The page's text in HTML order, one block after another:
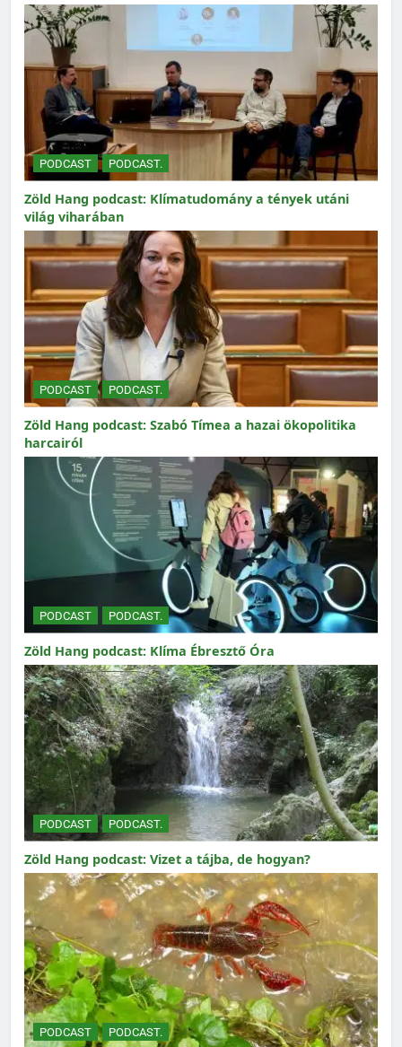
PODCAST PODCAST.
Zöld Hang podcast: Klímatudomány a tények utáni
világ viharában
PODCAST PODCAST.
Zöld Hang podcast: Szabó Tímea a hazai ökopolitika
harcairól
PODCAST PODCAST.
Zöld Hang podcast: Klíma Ébresztő Óra
PODCAST PODCAST.
Zöld Hang podcast: Vizet a tájba, de hogyan?
PODCAST PODCAST.